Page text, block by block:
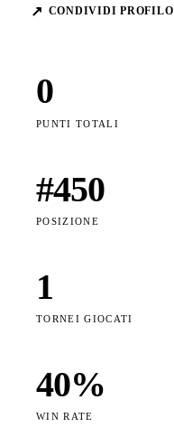
↗ CONDIVIDI PROFILO
0
PUNTI TOTALI
#450
POSIZIONE
1
TORNEI GIOCATI
40%
WIN RATE